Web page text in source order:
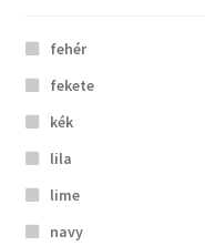
fehér
fekete
kék
lila
lime
navy